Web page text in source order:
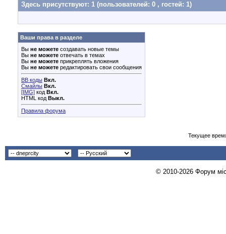
Здесь присутствуют: 1 (пользователей: 0 , гостей: 1)
Ваши права в разделе
Вы не можете создавать новые темы
Вы не можете отвечать в темах
Вы не можете прикреплять вложения
Вы не можете редактировать свои сообщения
BB коды Вкл.
Смайлы Вкл.
[IMG] код Вкл.
HTML код Выкл.
Правила форума
Текущее
© 2010-2026 Форум